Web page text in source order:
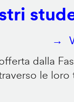
→
dalla
le loro